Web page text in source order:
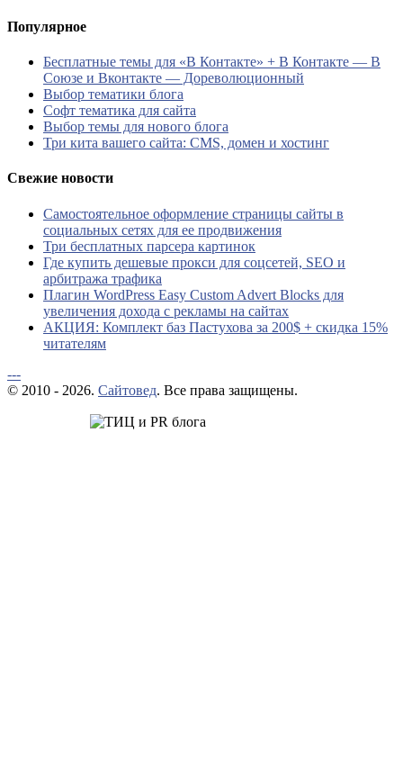
Популярное
Бесплатные темы для «В Контакте» + В Контакте — В
Союзе и Вконтакте — Дореволюционный
Выбор тематики блога
Софт тематика для сайта
Выбор темы для нового блога
Три кита вашего сайта: CMS, домен и хостинг
Свежие новости
Самостоятельное оформление страницы сайты в
социальных сетях для ее продвижения
Три бесплатных парсера картинок
Где купить дешевые прокси для соцсетей, SEO и
арбитража трафика
Плагин WordPress Easy Custom Advert Blocks для
увеличения дохода с рекламы на сайтах
АКЦИЯ: Комплект баз Пастухова за 200$ + скидка 15%
читателям
---
© 2010 - 2026. Сайтовед. Все права защищены.